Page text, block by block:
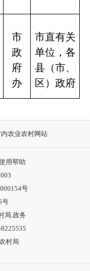
市
政
府
办
市直有关
单位，各
县（市、
区）政府
农业农村网站
用帮助
号
号
局.政务
村局